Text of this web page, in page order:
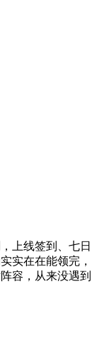
上线签到、七日
实在在能领完，
容，从来没遇到